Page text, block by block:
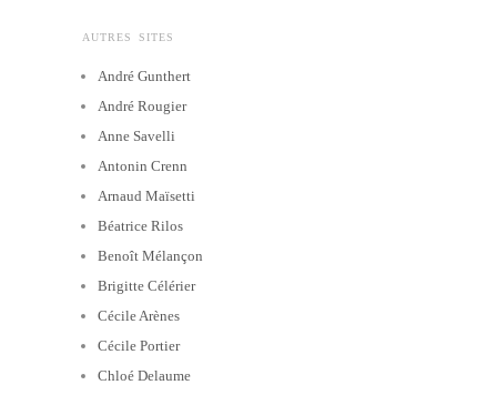
AUTRES SITES
André Gunthert
André Rougier
Anne Savelli
Antonin Crenn
Arnaud Maïsetti
Béatrice Rilos
Benoît Mélançon
Brigitte Célérier
Cécile Arènes
Cécile Portier
Chloé Delaume